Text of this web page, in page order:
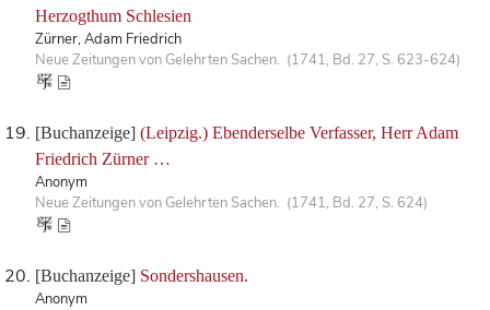
Herzogthum Schlesien
Zürner, Adam Friedrich
Neue Zeitungen von Gelehrten Sachen. (1741, Bd. 27, S. 623-624)
[Buchanzeige] (Leipzig.) Ebenderselbe Verfasser, Herr Adam
Friedrich Zürner …
Anonym
Neue Zeitungen von Gelehrten Sachen. (1741, Bd. 27, S. 624)
[Buchanzeige] Sondershausen.
Anonym